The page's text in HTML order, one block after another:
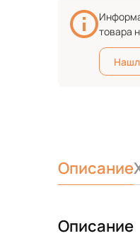
товара
Описание
Описание